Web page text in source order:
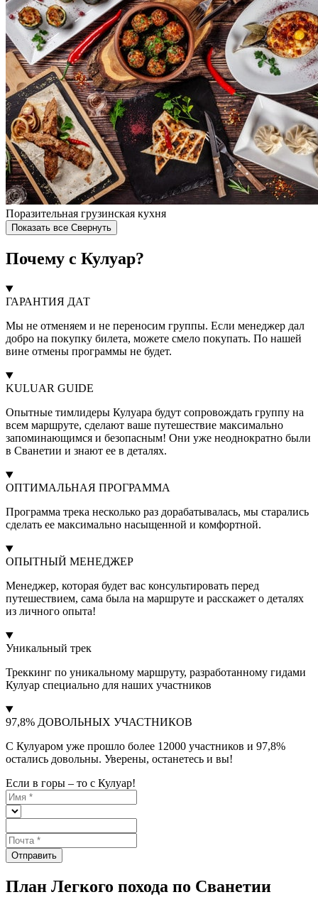
Поразительная грузинская кухня
Показать все Свернуть
Почему с Кулуар?
ГАРАНТИЯ ДАТ
Мы не отменяем и не переносим группы. Если менеджер дал
добро на покупку билета, можете смело покупать. По нашей
вине отмены программы не будет.
KULUAR GUIDE
Опытные тимлидеры Кулуара будут сопровождать группу на
всем маршруте, сделают ваше путешествие максимально
запоминающимся и безопасным! Они уже неоднократно были
в Сванетии и знают ее в деталях.
ОПТИМАЛЬНАЯ ПРОГРАММА
Программа трека несколько раз дорабатывалась, мы старались
сделать ее максимально насыщенной и комфортной.
ОПЫТНЫЙ МЕНЕДЖЕР
Менеджер, которая будет вас консультировать перед
путешествием, сама была на маршруте и расскажет о деталях
из личного опыта!
Уникальный трек
Треккинг по уникальному маршруту, разработанному гидами
Кулуар специально для наших участников
97,8% ДОВОЛЬНЫХ УЧАСТНИКОВ
С Кулуаром уже прошло более 12000 участников и 97,8%
остались довольны. Уверены, останетесь и вы!
Если в горы – то с Кулуар!
Отправить
План Легкого похода по Сванетии